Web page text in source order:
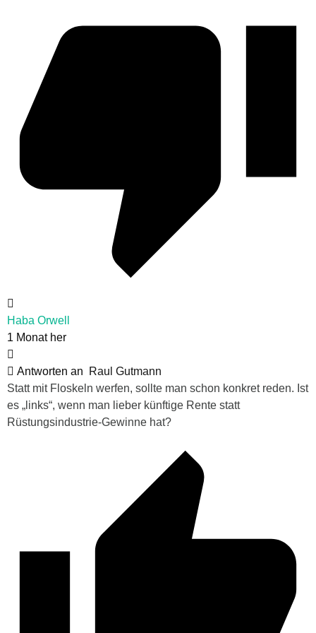
Haba Orwell
1 Monat her
Antworten an
Raul Gutmann
Statt mit Floskeln werfen, sollte man schon konkret reden. Ist
es „links“, wenn man lieber künftige Rente statt
Rüstungsindustrie-Gewinne hat?